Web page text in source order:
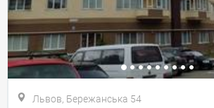
Львов, Бережанська 54